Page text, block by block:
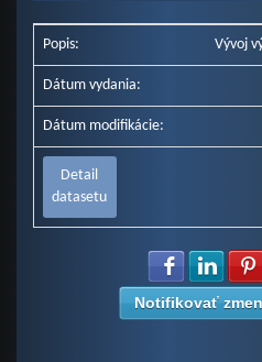
Popis: Vývoj
Dátum vydania:
Dátum modifikácie:
Detail
datasetu
Zdielať
Notifikovať